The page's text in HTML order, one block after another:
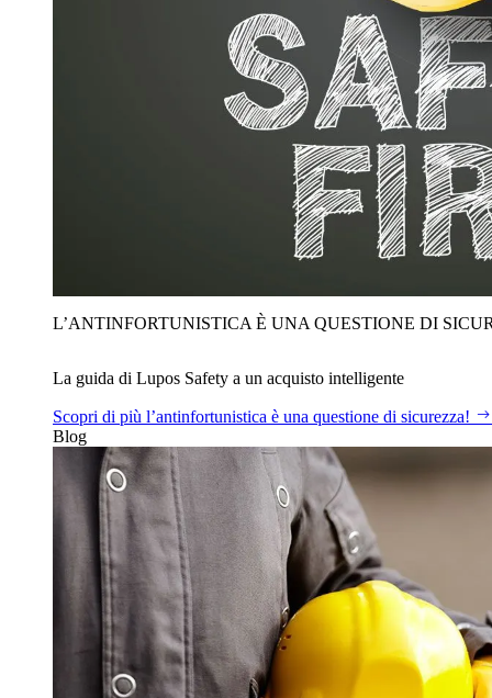
L’ANTINFORTUNISTICA È UNA QUESTIONE DI
La guida di Lupos Safety a un acquisto intelligente
Scopri di più l’antinfortunistica è una questione di sicurezza!
Blog